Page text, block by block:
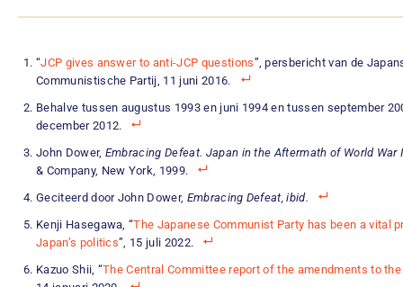
“JCP gives answer to anti-JCP questions”, persbericht van de
Communistische Partij, 11 juni 2016.
Behalve tussen augustus 1993 en juni 1994 en tussen september
december 2012.
John Dower, Embracing Defeat. Japan in the Aftermath of World War
& Company, New York, 1999.
Geciteerd door John Dower, Embracing Defeat, ibid.
Kenji Hasegawa, “The Japanese Communist Party has been a vital
Japan’s politics”, 15 juli 2022.
Kazuo Shii, “The Central Committee report of the amendments to the